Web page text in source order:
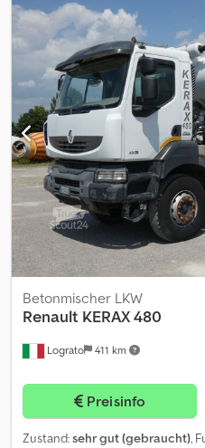
Lograto 411 km
Betonmischer LKW
Renault KERAX 480
Preisinfo
Zustand:sehr gut (gebraucht),